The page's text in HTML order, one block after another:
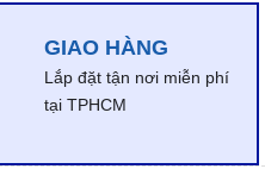
GIAO HÀNG
Lắp đặt tận nơi miễn phí
tại TPHCM